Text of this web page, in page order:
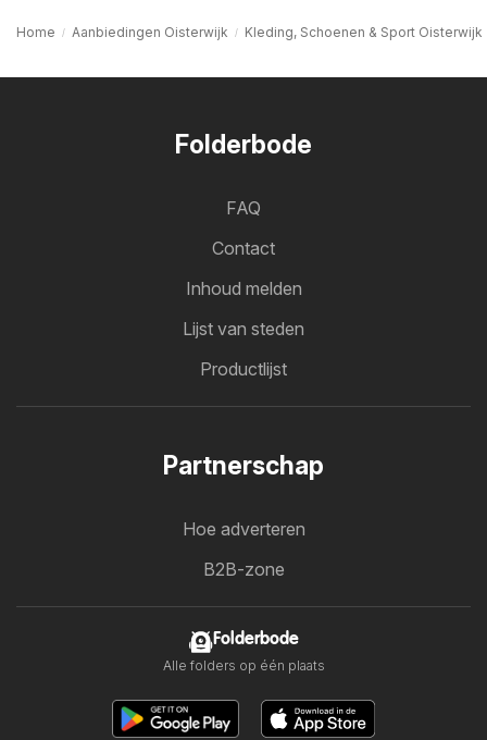
Home Aanbiedingen Oisterwijk Kleding, Schoenen & Sport Oisterwijk
Folderbode
FAQ
Contact
Inhoud melden
Lijst van steden
Productlijst
Partnerschap
Hoe adverteren
B2B-zone
Folderbode
Alle folders op één plaats